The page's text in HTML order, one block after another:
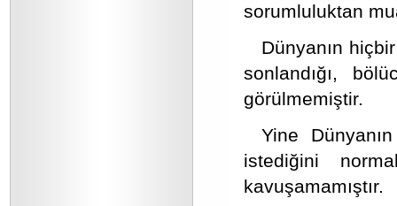
sorumluluktan
Dünyanın
sonlandığı,
görülmemiştir.
Yine
istediğini
kavuşamamıştır.